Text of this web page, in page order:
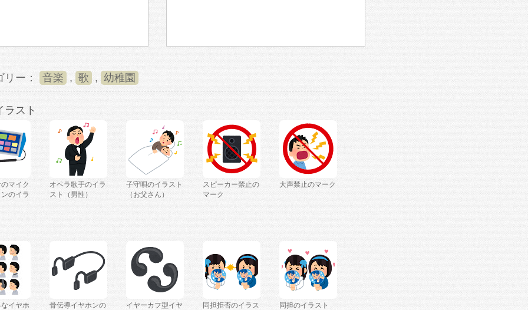
リー： 音楽 , 歌 , 幼稚園
ラスト
マイク
のイラ
オペラ歌手のイラ
スト（男性）
子守唄のイラスト
（お父さん）
スピーカー禁止の
マーク
大声禁止のマーク
イヤホ
骨伝導イヤホンの
イヤーカフ型イヤ
同担拒否のイラス
同担のイラスト